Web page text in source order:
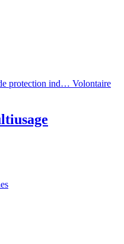
protection ind… Volontaire